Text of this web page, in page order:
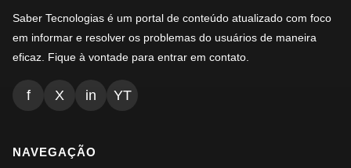
Saber Tecnologias é um portal de conteúdo atualizado com foco
em informar e resolver os problemas do usuários de maneira
eficaz. Fique à vontade para entrar em contato.
f X in YT
NAVEGAÇÃO